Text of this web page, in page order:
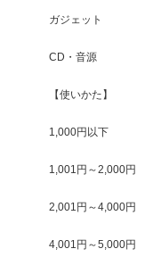
ガジェット
CD・音源
【使いかた】
1,000円以下
1,001円～2,000円
2,001円～4,000円
4,001円～5,000円